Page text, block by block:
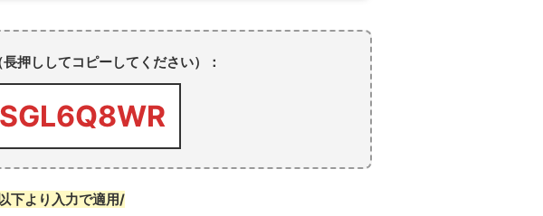
押ししてコピーしてください）：
下より入力で適用/